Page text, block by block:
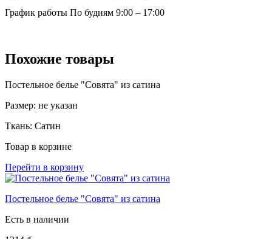
График работы По будням 9:00 – 17:00
Похожие товары
Постельное белье "Совята" из сатина
Размер: не указан
Ткань: Сатин
Товар в корзине
Перейти в корзину
Постельное белье "Совята" из сатина
Есть в наличии